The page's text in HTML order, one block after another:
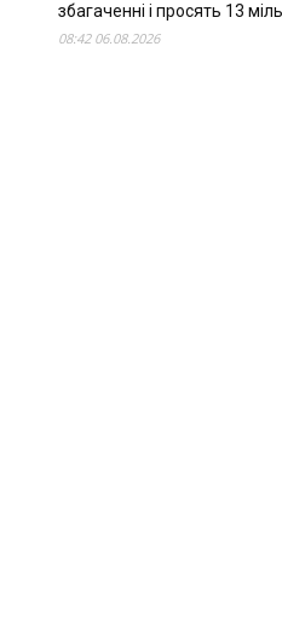
збагаченні і просять 13
08:42 06.08.2026